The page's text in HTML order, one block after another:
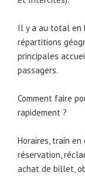
Il y a au total en
répartitions
principales
passagers.
Comment faire
rapidement ?
Horaires, train
réservation,
achat de billet,